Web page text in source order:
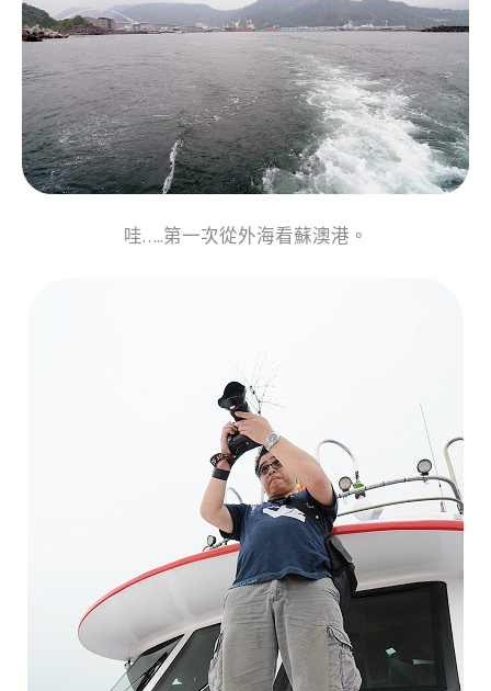
哇…..第一次從外海看蘇澳港。